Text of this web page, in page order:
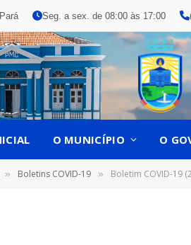
Seg. a sex. de 08:00 às 17:00
O MUNICÍPIO O
» Boletins COVID-19 » Boletim COVID-19